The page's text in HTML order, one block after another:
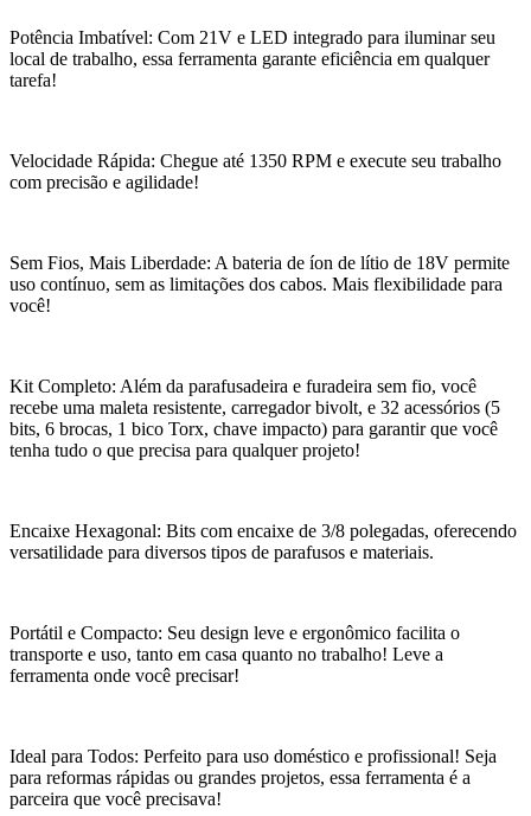
Potência Imbatível: Com 21V e LED integrado para iluminar seu
local de trabalho, essa ferramenta garante eficiência em qualquer
tarefa!
Velocidade Rápida: Chegue até 1350 RPM e execute seu trabalho
com precisão e agilidade!
Sem Fios, Mais Liberdade: A bateria de íon de lítio de 18V permite
uso contínuo, sem as limitações dos cabos. Mais flexibilidade para
você!
Kit Completo: Além da parafusadeira e furadeira sem fio, você
recebe uma maleta resistente, carregador bivolt, e 32 acessórios (5
bits, 6 brocas, 1 bico Torx, chave impacto) para garantir que você
tenha tudo o que precisa para qualquer projeto!
Encaixe Hexagonal: Bits com encaixe de 3/8 polegadas, oferecendo
versatilidade para diversos tipos de parafusos e materiais.
Portátil e Compacto: Seu design leve e ergonômico facilita o
transporte e uso, tanto em casa quanto no trabalho! Leve a
ferramenta onde você precisar!
Ideal para Todos: Perfeito para uso doméstico e profissional! Seja
para reformas rápidas ou grandes projetos, essa ferramenta é a
parceira que você precisava!